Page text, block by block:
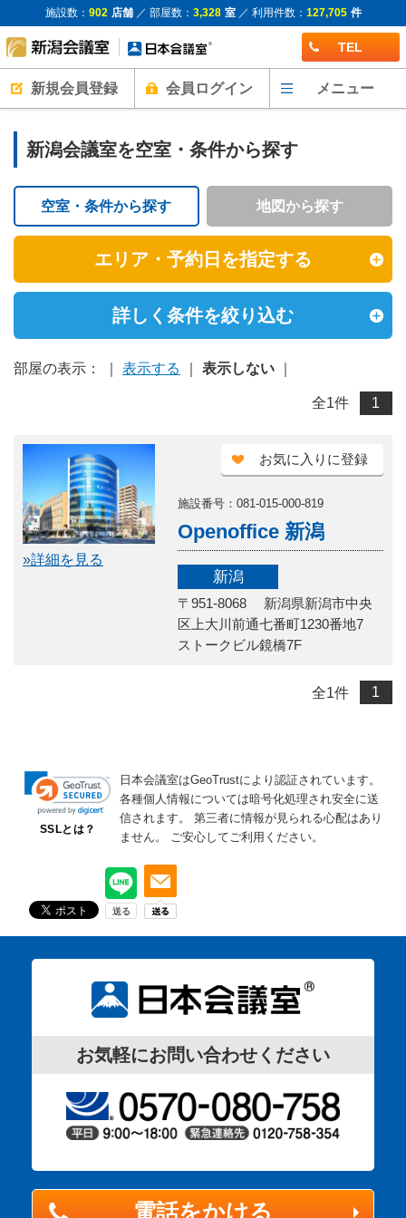
施設数： 902 店舗／ 部屋数： 3,328 室／ 利用件数： 127,705 件
TEL
新規会員登録 会員ログイン メニュー
新潟会議室を空室・条件から探す
空室・条件から探す 地図から探す
エリア・予約日を指定する
詳しく条件を絞り込む
部屋の表示： ｜ 表示する 表示しない
全1件 1
»詳細を見る
施設番号：081-015-000-819
お気に入りに登録
Openoffice 新潟
新潟
〒951-8068 新潟県新潟市中央
区上大川前通七番町1230番地7
ストークビル鏡橋7F
全1件 1
SSLとは？
日本会議室はGeoTrustにより認証されています。
各種個人情報については暗号化処理され安全に送
信されます。
第三者に情報が見られる心配はあり
ません。
ご安心してご利用ください。
お気軽にお問い合わせください
電話をかける